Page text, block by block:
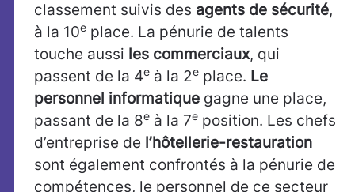
classement suivis des agents de sécurité,
à la 10e place. La pénurie de talents
touche aussi les commerciaux, qui
passent de la 4e à la 2e place. Le
personnel informatique gagne une place,
passant de la 8e à la 7e position. Les chefs
d’entreprise de l’hôtellerie-restauration
sont également confrontés à la pénurie de
compétences, le personnel de ce secteur